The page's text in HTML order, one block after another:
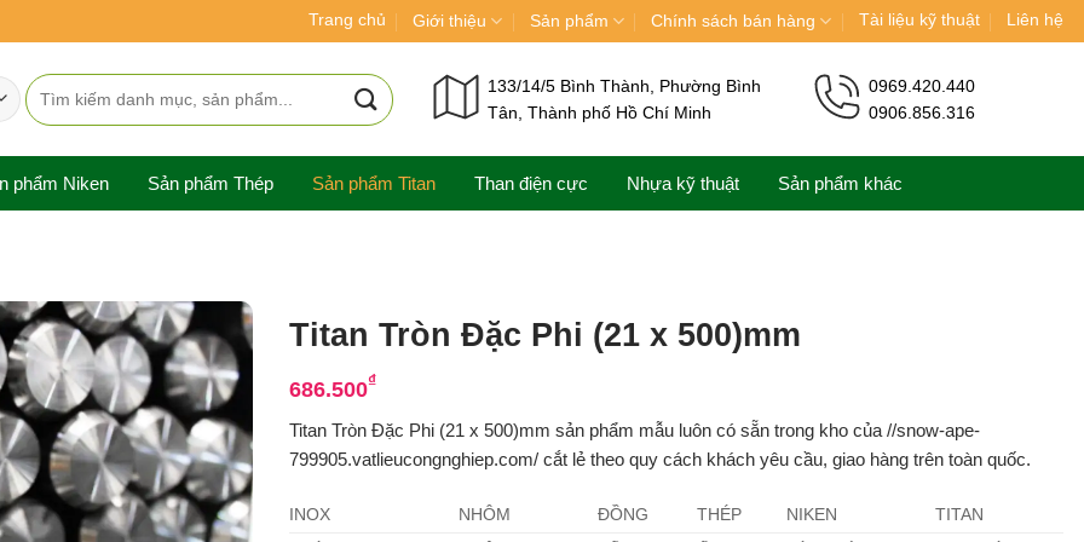
Trang chủ Giới thiệu Sản phẩm Chính sách bán hàng Tài liệu kỹ thuật Liên hệ
Tìm
kiếm:
133/14/5 Bình Thành, Phường Bình
Tân, Thành phố Hồ Chí Minh
0969.420.440
0906.856.316
phẩm Niken Sản phẩm Thép Sản phẩm Titan Than điện cực Nhựa kỹ thuật Sản phẩm khác
Titan Tròn Đặc Phi (21 x 500)mm
686.500₫
Titan Tròn Đặc Phi (21 x 500)mm sản phẩm mẫu luôn có sẵn trong kho của //snow-ape-
799905.vatlieucongnghiep.com/ cắt lẻ theo quy cách khách yêu cầu, giao hàng trên toàn quốc.
INOX NHÔM ĐỒNG THÉP NIKEN
TITAN